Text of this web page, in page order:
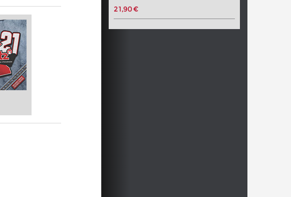
21,90 €